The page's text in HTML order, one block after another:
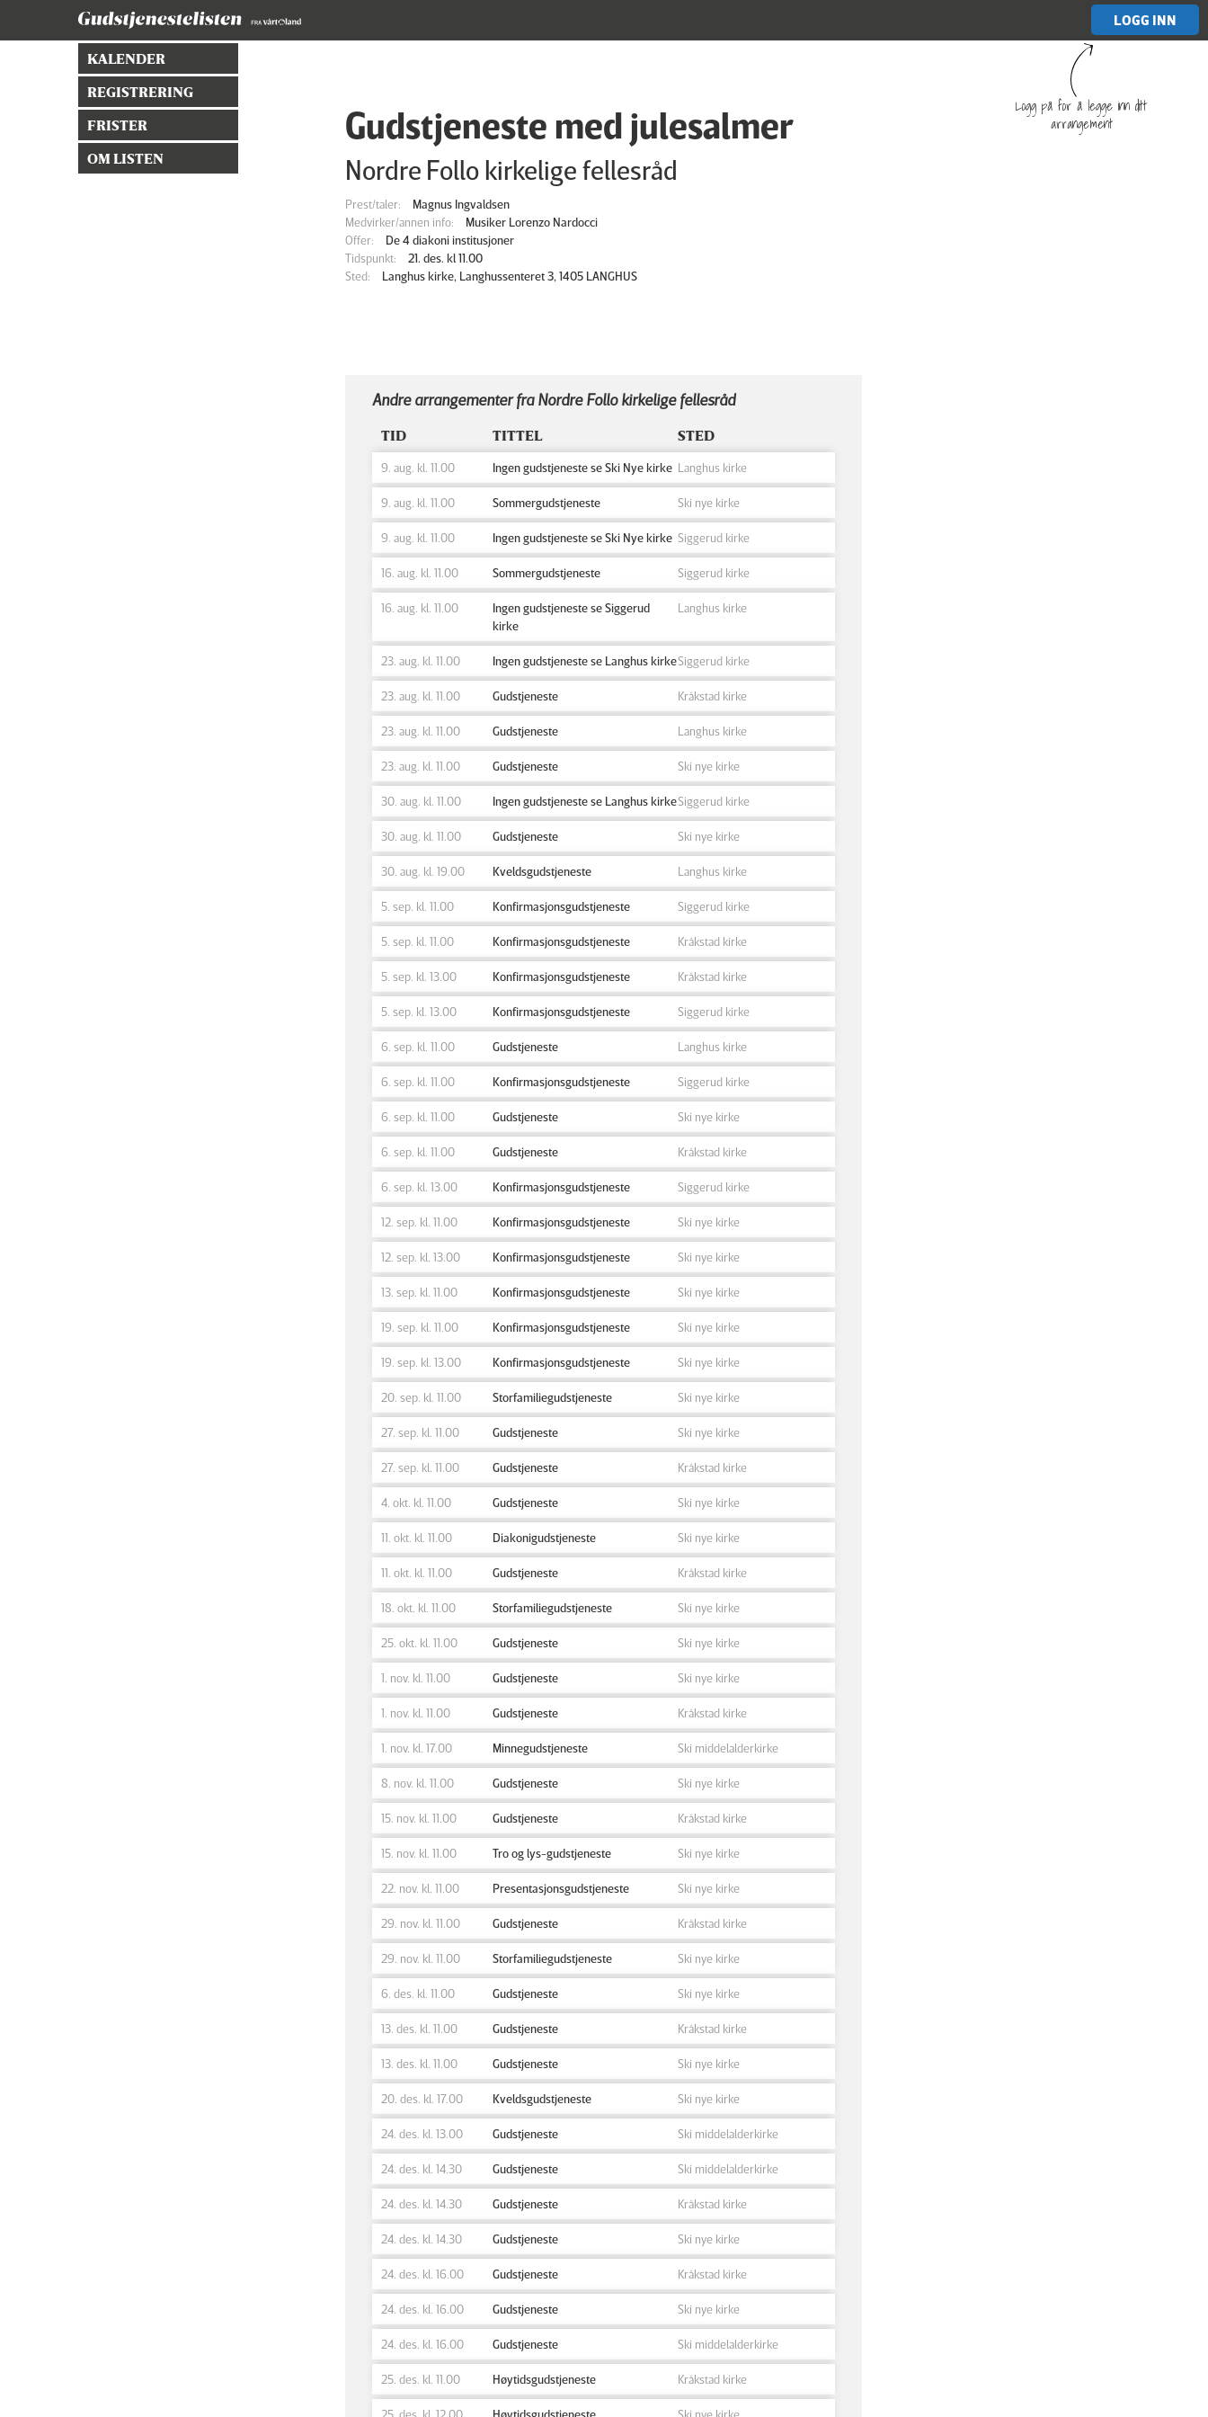
LOGG INN
Logg på for å legge inn ditt
arrangement
KALENDER
REGISTRERING
FRISTER
OM LISTEN
Gudstjeneste med julesalmer
Nordre Follo kirkelige fellesråd
Prest/taler:
Magnus Ingvaldsen
Medvirker/annen info:
Musiker Lorenzo Nardocci
Offer:
De 4 diakoni institusjoner
Tidspunkt:
21. des. kl 11.00
Sted:
Langhus kirke, Langhussenteret 3, 1405 LANGHUS
Andre arrangementer fra Nordre Follo kirkelige fellesråd
TID TITTEL STED
9. aug. kl. 11.00 Ingen gudstjeneste se Ski Nye kirke Langhus kirke
9. aug. kl. 11.00 Sommergudstjeneste Ski nye kirke
9. aug. kl. 11.00 Ingen gudstjeneste se Ski Nye kirke Siggerud kirke
16. aug. kl. 11.00 Sommergudstjeneste Siggerud kirke
16. aug. kl. 11.00
Ingen gudstjeneste se Siggerud
kirke
Langhus kirke
23. aug. kl. 11.00 Ingen gudstjeneste se Langhus kirkeSiggerud kirke
23. aug. kl. 11.00 Gudstjeneste Kråkstad kirke
23. aug. kl. 11.00 Gudstjeneste Langhus kirke
23. aug. kl. 11.00 Gudstjeneste Ski nye kirke
30. aug. kl. 11.00 Ingen gudstjeneste se Langhus kirkeSiggerud kirke
30. aug. kl. 11.00 Gudstjeneste Ski nye kirke
30. aug. kl. 19.00 Kveldsgudstjeneste Langhus kirke
5. sep. kl. 11.00 Konfirmasjonsgudstjeneste Siggerud kirke
5. sep. kl. 11.00 Konfirmasjonsgudstjeneste Kråkstad kirke
5. sep. kl. 13.00 Konfirmasjonsgudstjeneste Kråkstad kirke
5. sep. kl. 13.00 Konfirmasjonsgudstjeneste Siggerud kirke
6. sep. kl. 11.00 Gudstjeneste Langhus kirke
6. sep. kl. 11.00 Konfirmasjonsgudstjeneste Siggerud kirke
6. sep. kl. 11.00 Gudstjeneste Ski nye kirke
6. sep. kl. 11.00 Gudstjeneste Kråkstad kirke
6. sep. kl. 13.00 Konfirmasjonsgudstjeneste Siggerud kirke
12. sep. kl. 11.00 Konfirmasjonsgudstjeneste Ski nye kirke
12. sep. kl. 13.00 Konfirmasjonsgudstjeneste Ski nye kirke
13. sep. kl. 11.00 Konfirmasjonsgudstjeneste Ski nye kirke
19. sep. kl. 11.00 Konfirmasjonsgudstjeneste Ski nye kirke
19. sep. kl. 13.00 Konfirmasjonsgudstjeneste Ski nye kirke
20. sep. kl. 11.00 Storfamiliegudstjeneste Ski nye kirke
27. sep. kl. 11.00 Gudstjeneste Ski nye kirke
27. sep. kl. 11.00 Gudstjeneste Kråkstad kirke
4. okt. kl. 11.00 Gudstjeneste Ski nye kirke
11. okt. kl. 11.00 Diakonigudstjeneste Ski nye kirke
11. okt. kl. 11.00 Gudstjeneste Kråkstad kirke
18. okt. kl. 11.00 Storfamiliegudstjeneste Ski nye kirke
25. okt. kl. 11.00 Gudstjeneste Ski nye kirke
1. nov. kl. 11.00 Gudstjeneste Ski nye kirke
1. nov. kl. 11.00 Gudstjeneste Kråkstad kirke
1. nov. kl. 17.00 Minnegudstjeneste Ski middelalderkirke
8. nov. kl. 11.00 Gudstjeneste Ski nye kirke
15. nov. kl. 11.00 Gudstjeneste Kråkstad kirke
15. nov. kl. 11.00 Tro og lys-gudstjeneste Ski nye kirke
22. nov. kl. 11.00 Presentasjonsgudstjeneste Ski nye kirke
29. nov. kl. 11.00 Gudstjeneste Kråkstad kirke
29. nov. kl. 11.00 Storfamiliegudstjeneste Ski nye kirke
6. des. kl. 11.00 Gudstjeneste Ski nye kirke
13. des. kl. 11.00 Gudstjeneste Kråkstad kirke
13. des. kl. 11.00 Gudstjeneste Ski nye kirke
20. des. kl. 17.00 Kveldsgudstjeneste Ski nye kirke
24. des. kl. 13.00 Gudstjeneste Ski middelalderkirke
24. des. kl. 14.30 Gudstjeneste Ski middelalderkirke
24. des. kl. 14.30 Gudstjeneste Kråkstad kirke
24. des. kl. 14.30 Gudstjeneste Ski nye kirke
24. des. kl. 16.00 Gudstjeneste Kråkstad kirke
24. des. kl. 16.00 Gudstjeneste Ski nye kirke
24. des. kl. 16.00 Gudstjeneste Ski middelalderkirke
25. des. kl. 11.00 Høytidsgudstjeneste Kråkstad kirke
25. des. kl. 12.00 Høytidsgudstjeneste Ski nye kirke